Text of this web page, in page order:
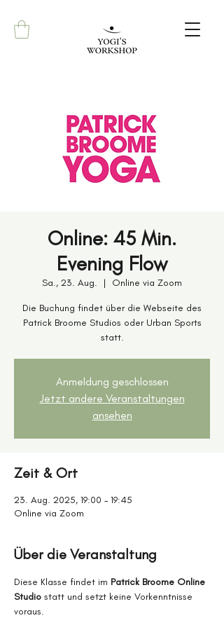
Online: 45 Min.
Evening Flow
Sa., 23. Aug.
  |
Online via Zoom
Die Buchung findet über die Webseite des
Patrick Broome Studios oder Urban Sports
statt.
Anmeldung geschlossen
Jetzt andere Veranstaltungen
ansehen
Zeit & Ort
23. Aug. 2025, 19:00 – 19:45
Online via Zoom
Über die Veranstaltung
Diese Klasse findet im Patrick Broome Online
Studio statt und setzt keine Vorkenntnisse
voraus.